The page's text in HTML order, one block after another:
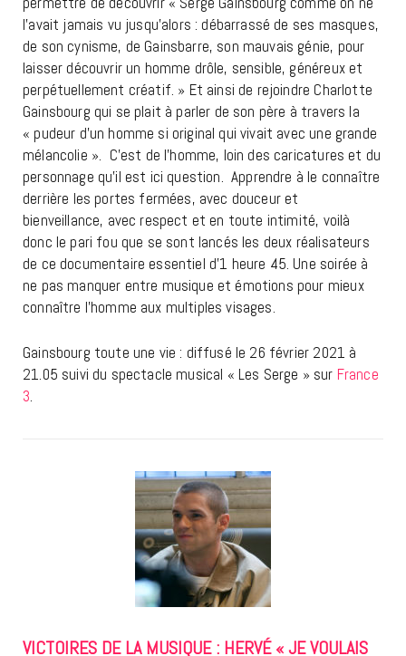
l’avait jamais vu jusqu’alors : débarrassé de ses masques,
de son cynisme, de Gainsbarre, son mauvais génie, pour
laisser découvrir un homme drôle, sensible, généreux et
perpétuellement créatif. » Et ainsi de rejoindre Charlotte
Gainsbourg qui se plait à parler de son père à travers la
« pudeur d’un homme si original qui vivait avec une grande
mélancolie ». C’est de l’homme, loin des caricatures et du
personnage qu’il est ici question. Apprendre à le connaître
derrière les portes fermées, avec douceur et
bienveillance, avec respect et en toute intimité, voilà
donc le pari fou que se sont lancés les deux réalisateurs
de ce documentaire essentiel d’1 heure 45. Une soirée à
ne pas manquer entre musique et émotions pour mieux
connaître l’homme aux multiples visages.
Gainsbourg toute une vie : diffusé le 26 février 2021 à
21.05 suivi du spectacle musical « Les Serge » sur France
3.
VICTOIRES DE LA MUSIQUE : HERVÉ « JE VOULAIS